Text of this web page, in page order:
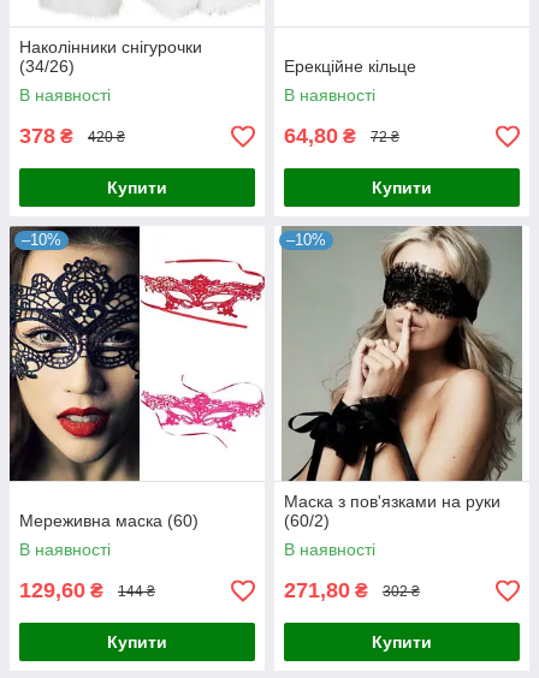
Наколінники снігурочки
(34/26)
В наявності
378 ₴ 420 ₴
Купити
Ерекційне кільце
В наявності
64,80 ₴ 72 ₴
Купити
–10%
Мереживна маска (60)
В наявності
129,60 ₴ 144 ₴
Купити
–10%
Маска з пов'язками на руки
(60/2)
В наявності
271,80 ₴ 302 ₴
Купити